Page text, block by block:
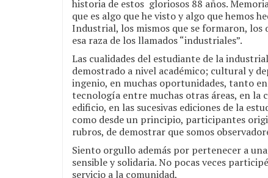
historia de estos gloriosos 88 años.
que es algo que he visto y algo que hemos
Industrial, los mismos que se formaron, los
esa raza de los llamados “industriales”.
Las cualidades del estudiante de la
demostrado a nivel académico; cultural y
ingenio, en muchas oportunidades, tanto
tecnología entre muchas otras áreas, en
edificio, en las sucesivas ediciones de la
como desde un principio, participantes
rubros, de demostrar que somos
Siento orgullo además por pertenecer a
sensible y solidaria. No pocas veces
servicio a la comunidad,